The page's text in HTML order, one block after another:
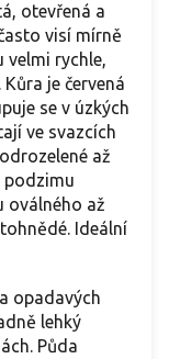
otevřená a
visí mírně
rychle,
je červená
se v úzkých
ve svazcích
až
podzimu
oválného až
Ideální
opadavých
lehký
Půda